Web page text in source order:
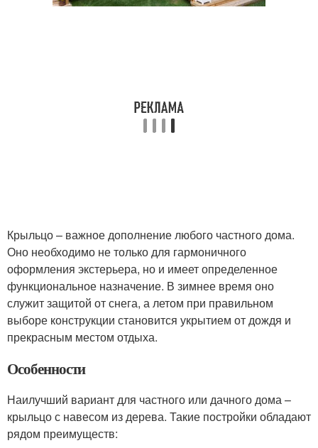
Крыльцо – важное дополнение любого частного дома.
Оно необходимо не только для гармоничного
оформления экстерьера, но и имеет определенное
функциональное назначение. В зимнее время оно
служит защитой от снега, а летом при правильном
выборе конструкции становится укрытием от дождя и
прекрасным местом отдыха.
Особенности
Наилучший вариант для частного или дачного дома –
крыльцо с навесом из дерева. Такие постройки обладают
рядом преимуществ: